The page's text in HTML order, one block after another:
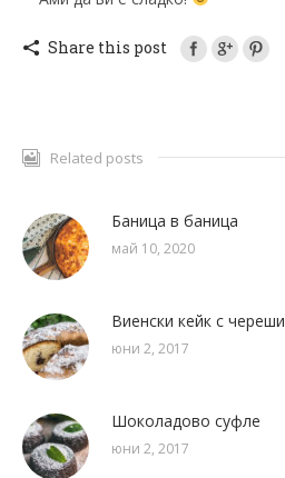
Share this post
Related posts
Баница в баница
май 10, 2020
Виенски кейк с череши
юни 2, 2017
Шоколадово суфле
юни 2, 2017